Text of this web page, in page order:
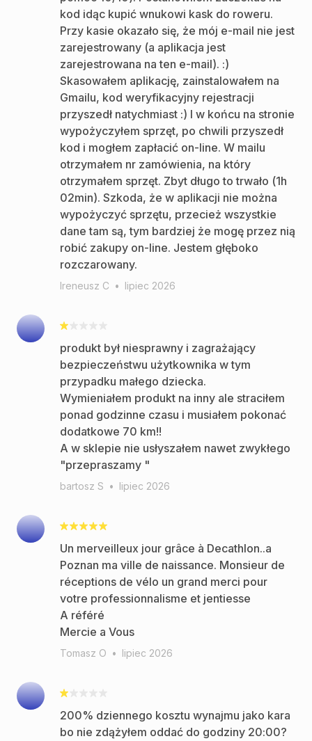
kod idąc kupić wnukowi kask do roweru.
Przy kasie okazało się, że mój e-mail nie jest
zarejestrowany (a aplikacja jest
zarejestrowana na ten e-mail). :)
Skasowałem aplikację, zainstalowałem na
Gmailu, kod weryfikacyjny rejestracji
przyszedł natychmiast :) I w końcu na stronie
wypożyczyłem sprzęt, po chwili przyszedł
kod i mogłem zapłacić on-line. W mailu
otrzymałem nr zamówienia, na który
otrzymałem sprzęt. Zbyt długo to trwało (1h
02min). Szkoda, że w aplikacji nie można
wypożyczyć sprzętu, przecież wszystkie
dane tam są, tym bardziej że mogę przez nią
robić zakupy on-line. Jestem głęboko
rozczarowany.
Ireneusz C • lipiec 2026
produkt był niesprawny i zagrażający
bezpieczeństwu użytkownika w tym
przypadku małego dziecka.
Wymieniałem produkt na inny ale straciłem
ponad godzinne czasu i musiałem pokonać
dodatkowe 70 km!!
A w sklepie nie usłyszałem nawet zwykłego
"przepraszamy "
bartosz S • lipiec 2026
Un merveilleux jour grâce à Decathlon..a
Poznan ma ville de naissance. Monsieur de
réceptions de vélo un grand merci pour
votre professionnalisme et jentiesse
A référé
Tomasz O • lipiec 2026
200% dziennego kosztu wynajmu jako kara
bo nie zdążyłem oddać do godziny 20:00?